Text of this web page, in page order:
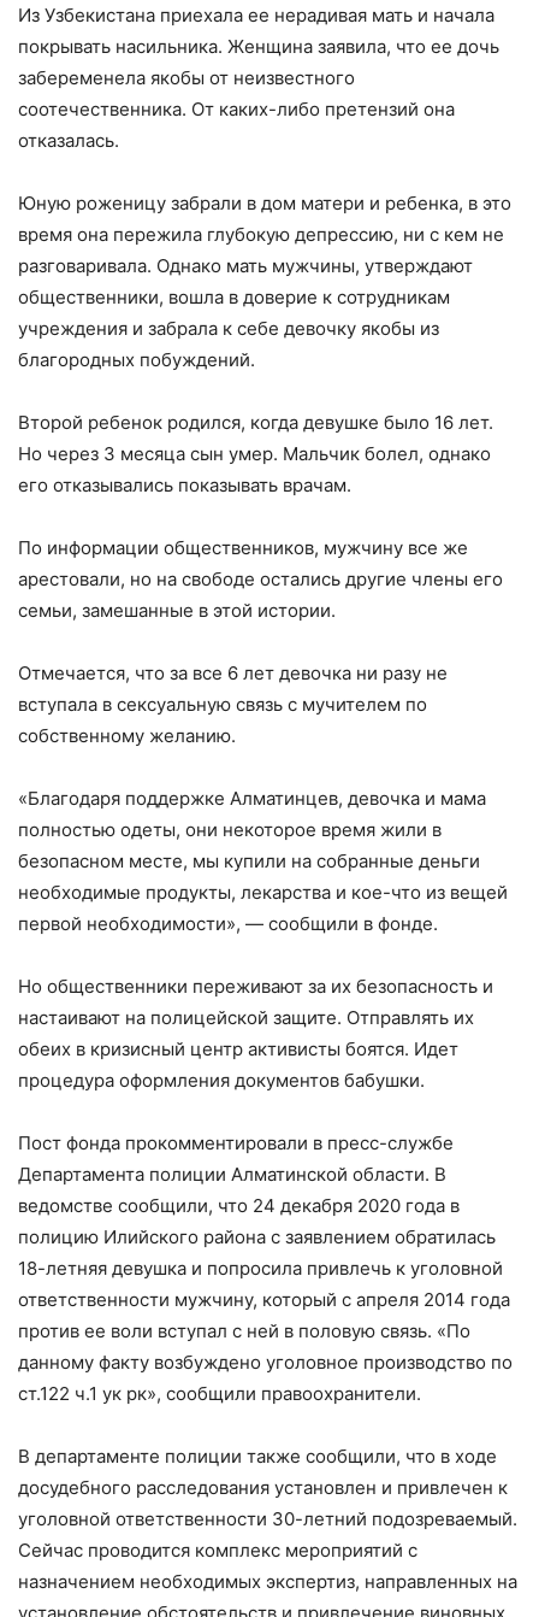
Из Узбекистана приехала ее нерадивая мать и начала
покрывать насильника. Женщина заявила, что ее дочь
забеременела якобы от неизвестного
соотечественника. От каких-либо претензий она
отказалась.
Юную роженицу забрали в дом матери и ребенка, в это
время она пережила глубокую депрессию, ни с кем не
разговаривала. Однако мать мужчины, утверждают
общественники, вошла в доверие к сотрудникам
учреждения и забрала к себе девочку якобы из
благородных побуждений.
Второй ребенок родился, когда девушке было 16 лет.
Но через 3 месяца сын умер. Мальчик болел, однако
его отказывались показывать врачам.
По информации общественников, мужчину все же
арестовали, но на свободе остались другие члены его
семьи, замешанные в этой истории.
Отмечается, что за все 6 лет девочка ни разу не
вступала в сексуальную связь с мучителем по
собственному желанию.
«Благодаря поддержке Алматинцев, девочка и мама
полностью одеты, они некоторое время жили в
безопасном месте, мы купили на собранные деньги
необходимые продукты, лекарства и кое-что из вещей
первой необходимости», — сообщили в фонде.
Но общественники переживают за их безопасность и
настаивают на полицейской защите. Отправлять их
обеих в кризисный центр активисты боятся. Идет
процедура оформления документов бабушки.
Пост фонда прокомментировали в пресс-службе
Департамента полиции Алматинской области. В
ведомстве сообщили, что 24 декабря 2020 года в
полицию Илийского района с заявлением обратилась
18-летняя девушка и попросила привлечь к уголовной
ответственности мужчину, который с апреля 2014 года
против ее воли вступал с ней в половую связь. «По
данному факту возбуждено уголовное производство по
ст.122 ч.1 ук рк», сообщили правоохранители.
В департаменте полиции также сообщили, что в ходе
досудебного расследования установлен и привлечен к
уголовной ответственности 30-летний подозреваемый.
Сейчас проводится комплекс мероприятий с
назначением необходимых экспертиз, направленных на
установление обстоятельств и привлечение виновных